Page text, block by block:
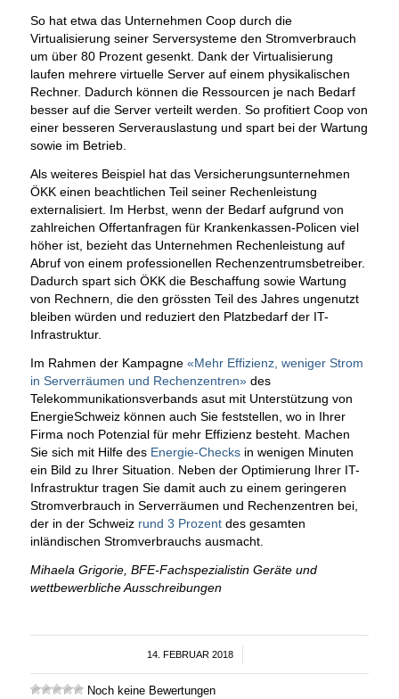
So hat etwa das Unternehmen Coop durch die
Virtualisierung seiner Serversysteme den Stromverbrauch
um über 80 Prozent gesenkt. Dank der Virtualisierung
laufen mehrere virtuelle Server auf einem physikalischen
Rechner. Dadurch können die Ressourcen je nach Bedarf
besser auf die Server verteilt werden. So profitiert Coop von
einer besseren Serverauslastung und spart bei der Wartung
sowie im Betrieb.
Als weiteres Beispiel hat das Versicherungsunternehmen
ÖKK einen beachtlichen Teil seiner Rechenleistung
externalisiert. Im Herbst, wenn der Bedarf aufgrund von
zahlreichen Offertanfragen für Krankenkassen-Policen viel
höher ist, bezieht das Unternehmen Rechenleistung auf
Abruf von einem professionellen Rechenzentrumsbetreiber.
Dadurch spart sich ÖKK die Beschaffung sowie Wartung
von Rechnern, die den grössten Teil des Jahres ungenutzt
bleiben würden und reduziert den Platzbedarf der IT-
Infrastruktur.
Im Rahmen der Kampagne «Mehr Effizienz, weniger Strom
in Serverräumen und Rechenzentren»des
Telekommunikationsverbands asut mit Unterstützung von
EnergieSchweiz können auch Sie feststellen, wo in Ihrer
Firma noch Potenzial für mehr Effizienz besteht. Machen
Sie sich mit Hilfe des Energie-Checksin wenigen Minuten
ein Bild zu Ihrer Situation. Neben der Optimierung Ihrer IT-
Infrastruktur tragen Sie damit auch zu einem geringeren
Stromverbrauch in Serverräumen und Rechenzentren bei,
der in der Schweiz rund 3 Prozentdes gesamten
inländischen Stromverbrauchs ausmacht.
Mihaela Grigorie, BFE-Fachspezialistin Geräte und
wettbewerbliche Ausschreibungen
14. FEBRUAR 2018
/
Noch keine Bewertungen